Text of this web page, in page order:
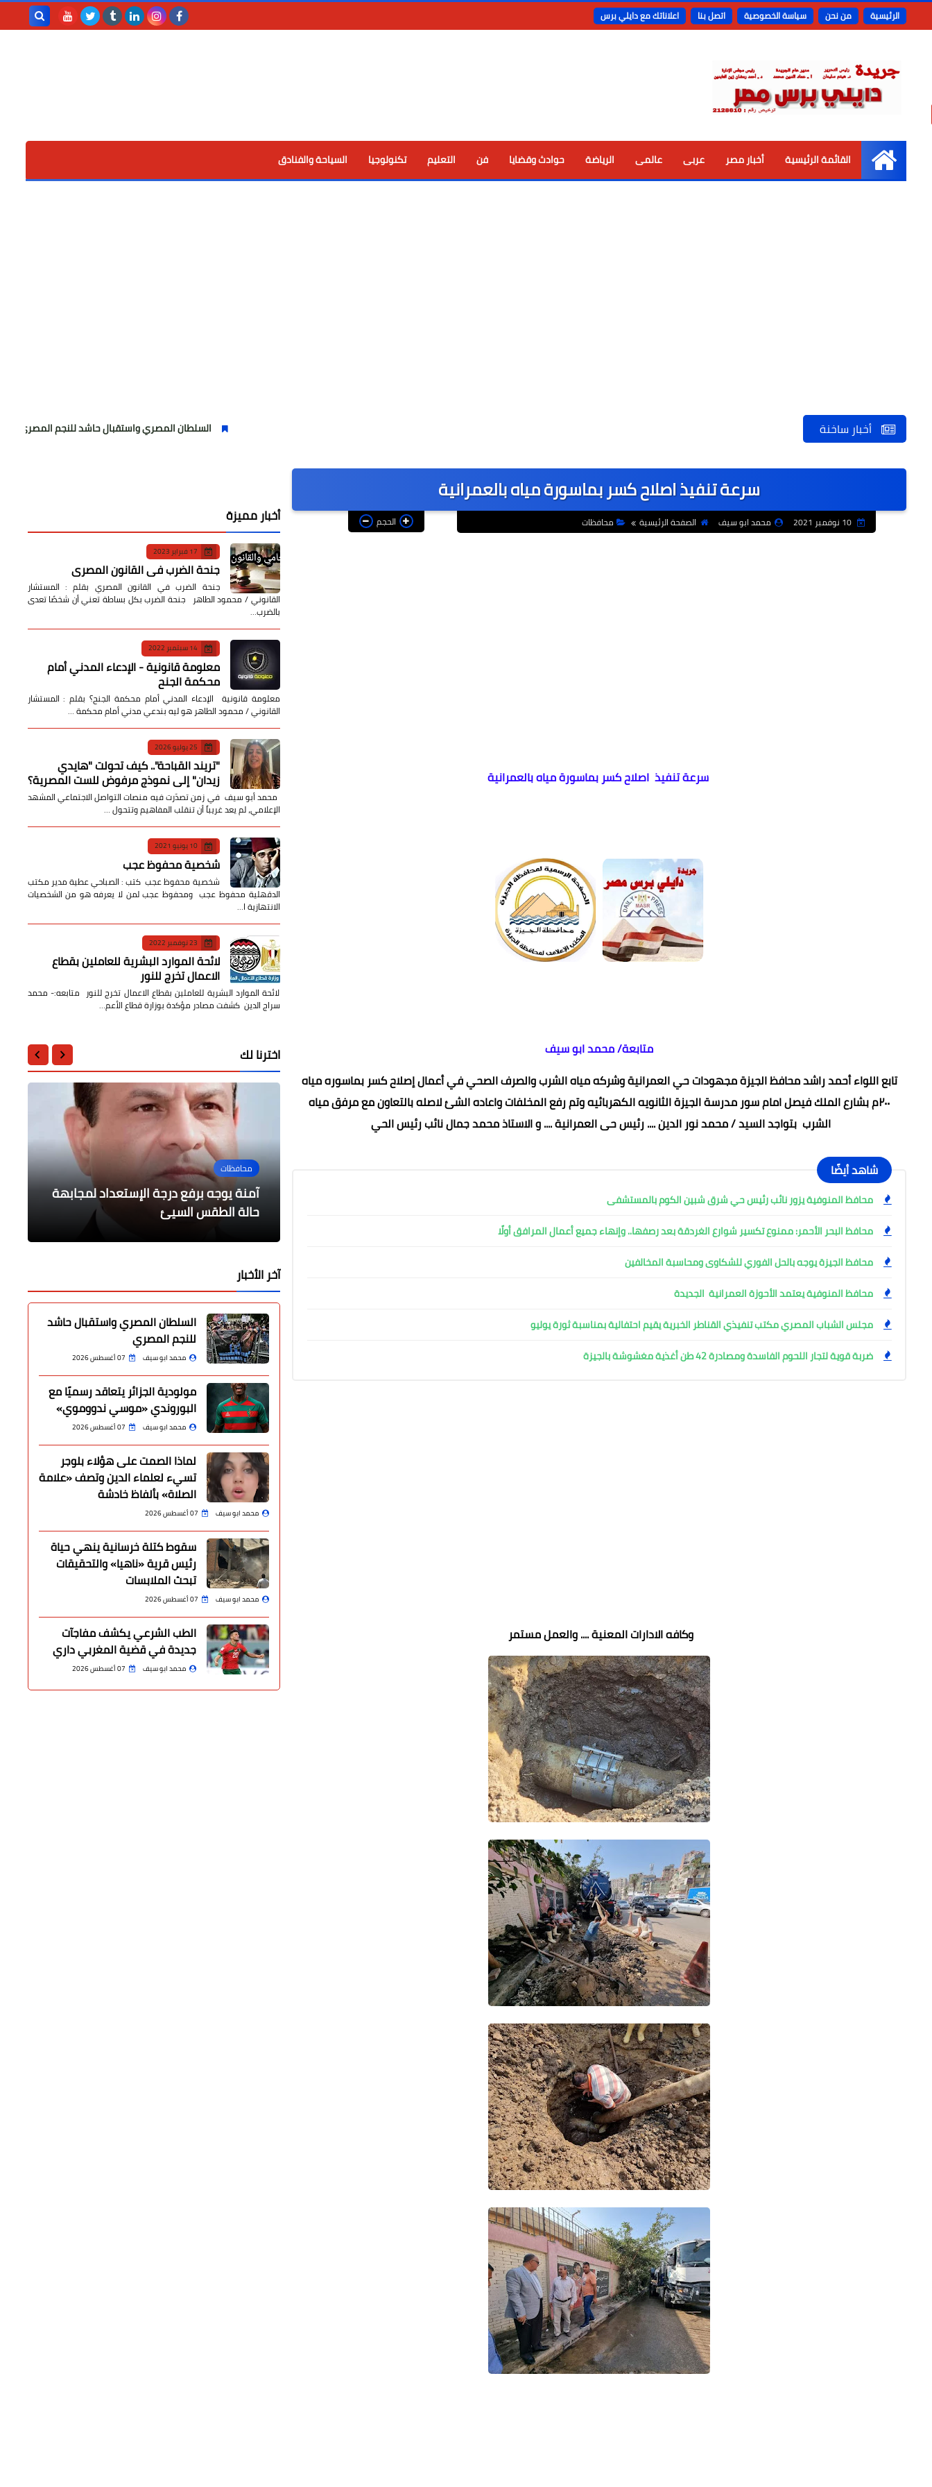
الرئيسية من نحن سياسة الخصوصية اتصل بنا اعلاناتك مع دايلي برس
الرئيسية
القائمة الرئيسية أخبار مصر عربى عالمى الرياضة حوادث وقضايا فن التعليم تكنولوجيا السياحة والفنادق
أخبار ساخنة السلطان المصري واستقبال حاشد للنجم المصري
سرعة تنفيذ اصلاح كسر بماسورة مياه بالعمرانية
10 نوفمبر 2021 محمد ابو سيف الصفحة الرئيسية محافظات الحجم
سرعة تنفيذ اصلاح كسر بماسورة مياه بالعمرانية
متابعة/ محمد ابو سيف
تابع اللواء أحمد راشد محافظ الجيزة مجهودات حي العمرانية وشركه مياه الشرب والصرف الصحي في أعمال إصلاح كسر بماسوره مياه
٢٠٠م بشارع الملك فيصل امام سور مدرسة الجيزة الثانويه الكهربائيه وتم رفع المخلفات واعاده الشئ لاصله بالتعاون مع مرفق مياه
الشرب بتواجد السيد / محمد نور الدين .... رئيس حى العمرانية .... و الاستاذ محمد جمال نائب رئيس الحي
شاهد أيضًا
محافظ المنوفية يزور نائب رئيس حي شرق شبين الكوم بالمستشفى
محافظ البحر الأحمر: ممنوع تكسير شوارع الغردقة بعد رصفها.. وإنهاء جميع أعمال المرافق أولًا
محافظ الجيزة يوجه بالحل الفوري للشكاوى ومحاسبة المخالفين
محافظ المنوفية يعتمد الأحوزة العمرانية الجديدة
مجلس الشباب المصري مكتب تنفيذي القناطر الخبرية يقيم احتفالية بمناسبة ثورة يوليو
ضربة قوية لتجار اللحوم الفاسدة ومصادرة 42 طن أغذية مغشوشة بالجيزة
وكافه الادارات المعنية .... والعمل مستمر
أخبار مميزة
17 فبراير 2023
جنحة الضرب في القانون المصري
جنحة الضرب في القانون المصري بقلم : المستشار
القانوني / محمود الطاهر جنحة الضرب بكل بساطة تعني أن شخصًا تعدى
بالضرب…
14 سبتمبر 2022
معلومة قانونية - الإدعاء المدني أمام
محكمة الجنح
معلومة قانونية الإدعاء المدني أمام محكمة الجنح؟ بقلم : المستشار
القانوني / محمود الطاهر هو ليه بندعي مدني أمام محكمة …
25 يوليو 2026
​"تريند القباحة".. كيف تحولت "هايدي
زيدان" إلى نموذج مرفوض للست المصرية؟
​ محمد أبو سيف ​في زمن تصدّرت فيه منصات التواصل الاجتماعي المشهد
الإعلامي، لم يعد غريباً أن تنقلب المفاهيم وتتحول …
10 يونيو 2021
شخصية محفوظ عجب
شخصية محفوظ عجب كتب : الصباحي عطية مدير مكتب
الدقهلية محفوظ عجب ومحفوظ عجب لمن لا يعرفه هو من الشخصيات
الانتهازية ا…
23 نوفمبر 2022
لائحة الموارد البشرية للعاملين بقطاع
الاعمال تخرج للنور
لائحة الموارد البشرية للعاملين بقطاع الاعمال تخرج للنور متابعه:- محمد
سراج الدين كشفت مصادر مؤكدة بوزارة قطاع الأعم…
اخترنا لك
20 مارس 2022
محافظات
آمنة يوجه برفع درجة الإستعداد لمجابهة
حالة الطقس السيئ
محمد ابو سيف
20 مارس 2022
عربى
إدانة الدول العربية لاستهداف المدنيين
بالسعودية
20 مارس 2022
حوادث وقضايا
انتحار فرد أمني ببنك قرية الشمارقة
بكفر الشيخ
20 مارس 2022
محافظات
الكشف على ٦٠٠ مواطن من مرضى
العيون.
20 مارس 2022
حوادث وقضايا
عاجل : انتحار شخص بعزبة ابو حنا بكفر
الشيخ
آخر الأخبار
السلطان المصري واستقبال حاشد
للنجم المصري
محمد ابو سيف 07 أغسطس 2026
مولودية الجزائر يتعاقد رسميًا مع
البوروندي «موسي ندووموي»
محمد ابو سيف 07 أغسطس 2026
لماذا الصمت على هؤلاء بلوجر
تسيء لعلماء الدين وتصف «علامة
الصلاة» بألفاظ خادشة
محمد ابو سيف 07 أغسطس 2026
سقوط كتلة خرسانية ينهي حياة
رئيس قرية «ناهيا» والتحقيقات
تبحث الملابسات
محمد ابو سيف 07 أغسطس 2026
الطب الشرعي يكشف مفاجآت
جديدة في قضية المغربي داري
محمد ابو سيف 07 أغسطس 2026